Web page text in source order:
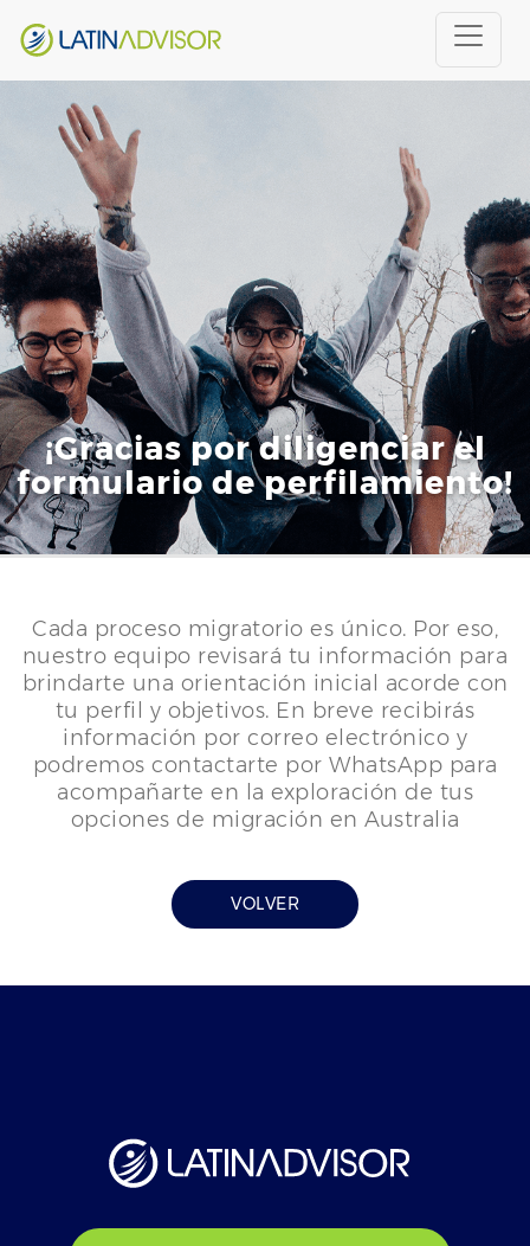
¡Gracias por diligenciar el
formulario de perfilamiento!
Cada proceso migratorio es único. Por eso,
nuestro equipo revisará tu información para
brindarte una orientación inicial acorde con
tu perfil y objetivos. En breve recibirás
información por correo electrónico y
podremos contactarte por WhatsApp para
acompañarte en la exploración de tus
opciones de migración en Australia
VOLVER